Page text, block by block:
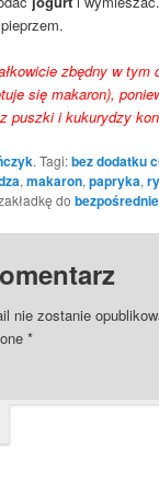
zbędny w tym
się makaron),
puszki i kukurydzy
. Tagi:bez dodatku
,makaron,papryka,
do
nie zostanie
*